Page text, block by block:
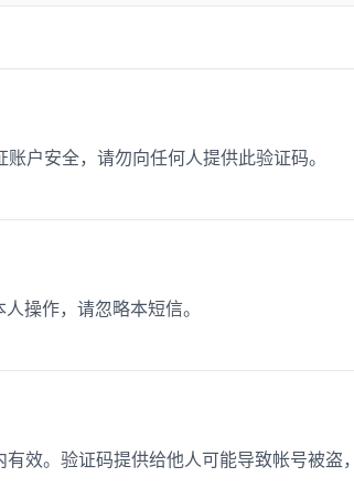
户安全，请勿向任何人提供此验证码。
操作，请忽略本短信。
有效。验证码提供给他人可能导致帐号被盗